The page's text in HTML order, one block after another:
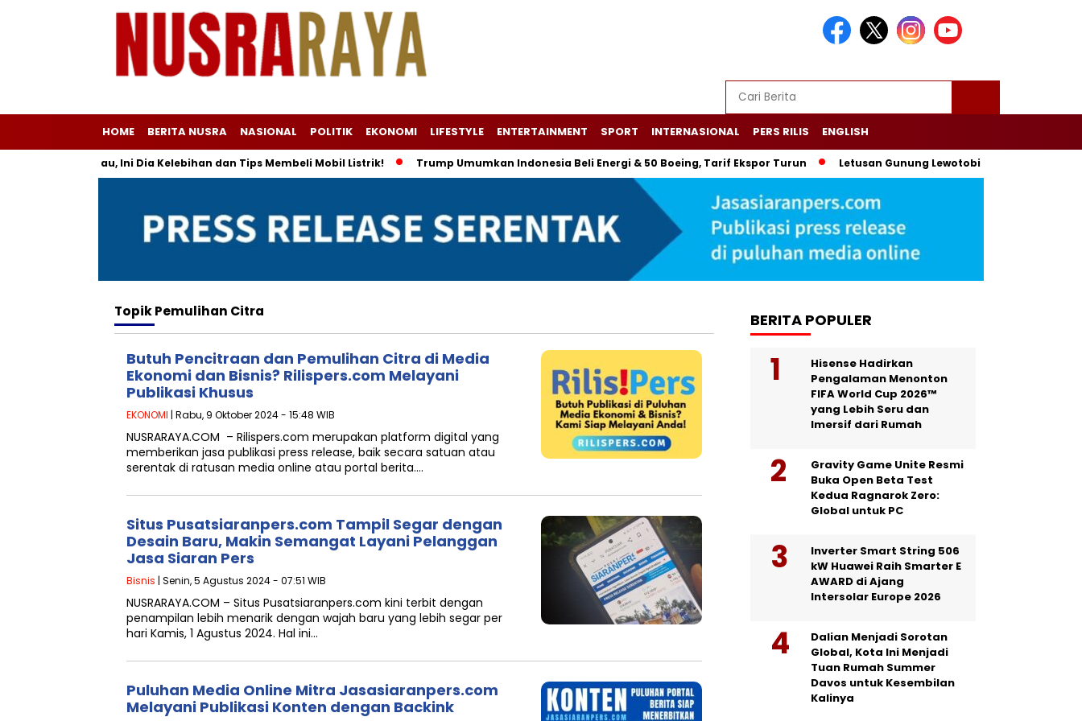
HOME BERITA NUSRA NASIONAL POLITIK EKONOMI LIFESTYLE ENTERTAINMENT SPORT INTERNASIONAL PERS RILIS ENGLISH
Terjangkau, Ini Dia Kelebihan dan Tips Membeli Mobil Listrik! Trump Umumkan Indonesia Beli Energi & 50 Boeing, Tarif Ekspor Turun Letusan Gunung Lewotobi Picu Hujan Abu dan
TopikPemulihan Citra
Butuh Pencitraan dan Pemulihan Citra di Media
Ekonomi dan Bisnis? Rilispers.com Melayani
Publikasi Khusus
EKONOMI | Rabu, 9 Oktober 2024 - 15:48 WIB
NUSRARAYA.COM – Rilispers.com merupakan platform digital yang
memberikan jasa publikasi press release, baik secara satuan atau
serentak di ratusan media online atau portal berita….
Situs Pusatsiaranpers.com Tampil Segar dengan
Desain Baru, Makin Semangat Layani Pelanggan
Jasa Siaran Pers
Bisnis | Senin, 5 Agustus 2024 - 07:51 WIB
NUSRARAYA.COM – Situs Pusatsiaranpers.com kini terbit dengan
penampilan lebih menarik dengan wajah baru yang lebih segar per
hari Kamis, 1 Agustus 2024. Hal ini…
Puluhan Media Online Mitra Jasasiaranpers.com
Melayani Publikasi Konten dengan Backink
BERITA POPULER
Hisense Hadirkan
Pengalaman Menonton
FIFA World Cup 2026™
yang Lebih Seru dan
Imersif dari Rumah
Gravity Game Unite Resmi
Buka Open Beta Test
Kedua Ragnarok Zero:
Global untuk PC
Inverter Smart String 506
kW Huawei Raih Smarter E
AWARD di Ajang
Intersolar Europe 2026
Dalian Menjadi Sorotan
Global, Kota Ini Menjadi
Tuan Rumah Summer
Davos untuk Kesembilan
Kalinya